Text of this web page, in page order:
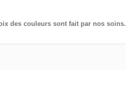
des couleurs sont fait par nos soins.